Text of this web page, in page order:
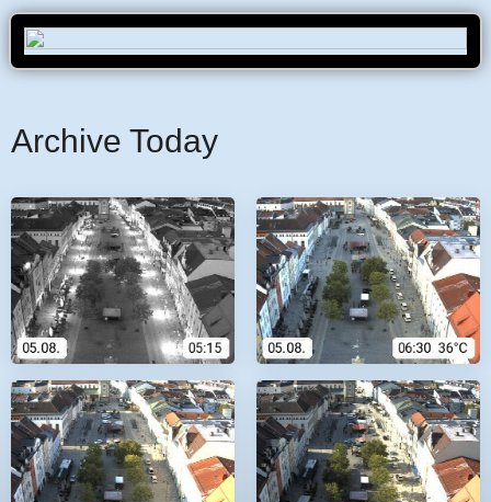
Archive Today